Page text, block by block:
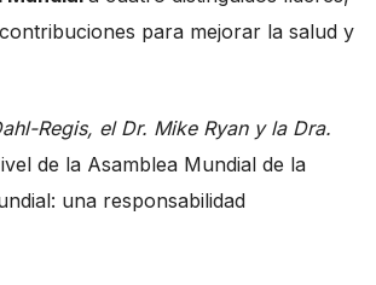
para mejorar la salud y
Regis, el Dr. Mike Ryan y la Dra.
de la Asamblea Mundial de la
una responsabilidad